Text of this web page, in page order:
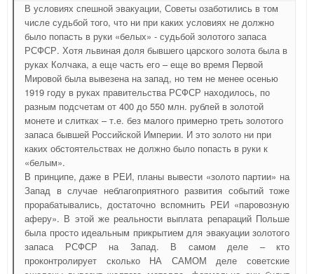
В условиях спешной эвакуации, Советы озаботились в том
числе судьбой того, что ни при каких условиях не должно
было попасть в руки «белых» - судьбой золотого запаса
РСФСР. Хотя львиная доля бывшего царского золота была в
руках Колчака, а еще часть его – еще во время Первой
Мировой была вывезена на запад, но тем не менее осенью
1919 году в руках правительства РСФСР находилось, по
разным подсчетам от 400 до 550 млн. рублей в золотой
монете и слитках – т.е. без малого примерно треть золотого
запаса бывшей Российской Империи. И это золото ни при
каких обстоятельствах не должно было попасть в руки к
«белым».
В принципе, даже в РЕИ, планы вывести «золото партии» на
Запад в случае неблагоприятного развития событий тоже
прорабатывались, достаточно вспомнить РЕИ «паровозную
аферу». В этой же реальности выплата репараций Польше
была просто идеальным прикрытием для эвакуации золотого
запаса РСФСР на Запад. В самом деле – кто
проконтролирует сколько НА САМОМ деле советские